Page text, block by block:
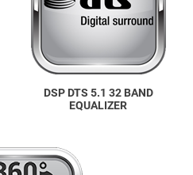
DSP DTS 5.1 32 BAND
EQUALIZER